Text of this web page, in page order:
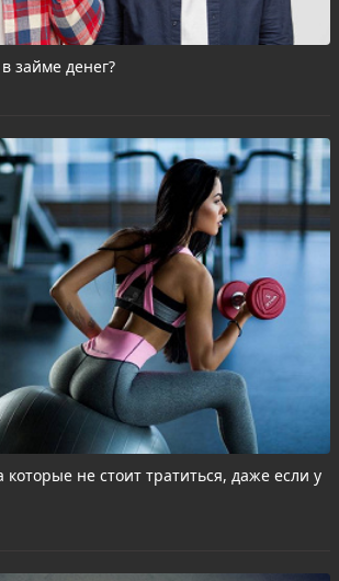
займе денег?
не стоит тратиться, даже если у